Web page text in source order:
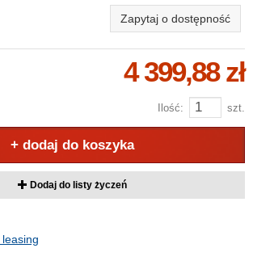
Zapytaj o dostępność
4 399,88 zł
Ilość: szt.
+ dodaj do koszyka
Dodaj do listy życzeń